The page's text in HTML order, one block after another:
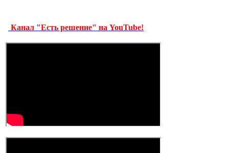
Канал "Есть решение" на YouTube!